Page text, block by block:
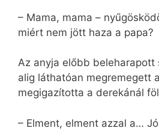
– Mama, mama –
miért nem jött haza a papa?
Az anyja előbb beleharapott
alig láthatóan megremegett
megigazította a derekánál
– Elment, elment azzal a…